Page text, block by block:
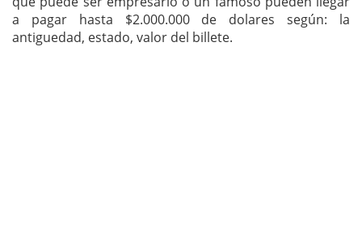
a pagar hasta $2.000.000 de dolares según: la
antiguedad, estado, valor del billete.